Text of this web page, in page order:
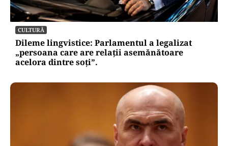
CULTURĂ
Dileme lingvistice: Parlamentul a legalizat
„persoana care are relații asemănătoare
acelora dintre soți”.